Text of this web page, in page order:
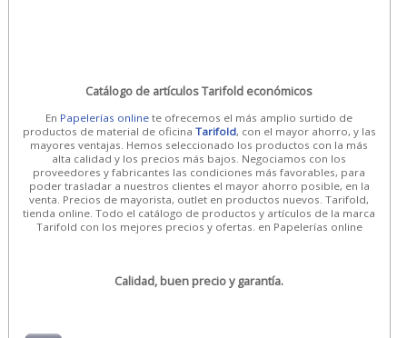
Catálogo de artículos Tarifold económicos
En Papelerías online te ofrecemos el más amplio surtido de
productos de material de oficina Tarifold, con el mayor ahorro, y las
mayores ventajas. Hemos seleccionado los productos con la más
alta calidad y los precios más bajos. Negociamos con los
proveedores y fabricantes las condiciones más favorables, para
poder trasladar a nuestros clientes el mayor ahorro posible, en la
venta. Precios de mayorista, outlet en productos nuevos. Tarifold,
tienda online. Todo el catálogo de productos y artículos de la marca
Tarifold con los mejores precios y ofertas. en Papelerías online
Calidad, buen precio y garantía.